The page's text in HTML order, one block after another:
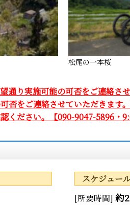
松尾の一本桜
り実施可能の可否をご連絡さ
否をご連絡させていただきま
ください。【090-9047-5896・
スケジュー
[所要時間]約